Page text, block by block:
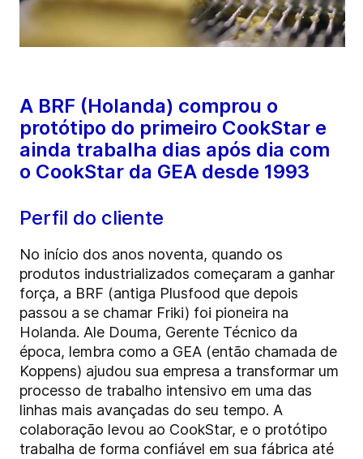
A BRF (Holanda) comprou o
protótipo do primeiro CookStar e
ainda trabalha dias após dia com
o CookStar da GEA desde 1993
Perfil do cliente
No início dos anos noventa, quando os
produtos industrializados começaram a ganhar
força, a BRF (antiga Plusfood que depois
passou a se chamar Friki) foi pioneira na
Holanda. Ale Douma, Gerente Técnico da
época, lembra como a GEA (então chamada de
Koppens) ajudou sua empresa a transformar um
processo de trabalho intensivo em uma das
linhas mais avançadas do seu tempo. A
colaboração levou ao CookStar, e o protótipo
trabalha de forma confiável em sua fábrica até